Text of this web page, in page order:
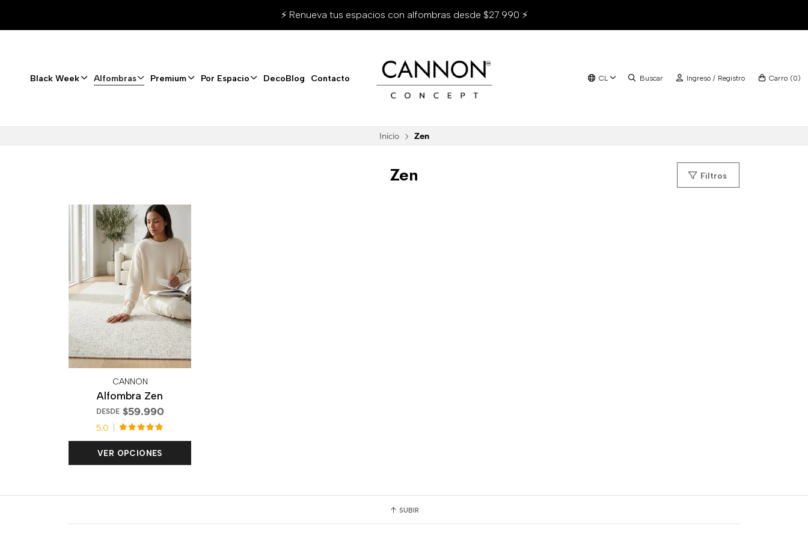
Black Week Alfombras Premium Por Espacio DecoBlog Contacto CL Buscar Ingreso / Registro Carro (0)
⚡ Renueva tus espacios con alfombras desde $27.990 ⚡
Inicio Zen
Zen Filtros
CANNON
Alfombra Zen
DESDE $59.990
5.0
VER OPCIONES
SUBIR